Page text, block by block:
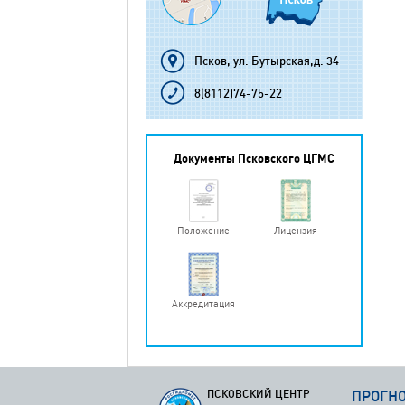
Псков, ул. Бутырская,д. 34
8(8112)74-75-22
Документы Псковского ЦГМС
Положение Лицензия
Аккредитация
ПСКОВСКИЙ ЦЕНТР